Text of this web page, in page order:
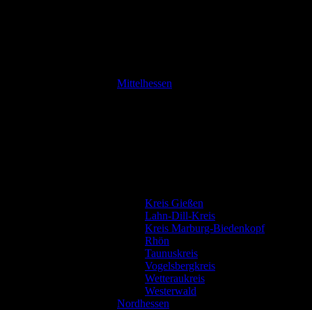
Mittelhessen
Kreis Gießen
Lahn-Dill-Kreis
Kreis Marburg-Biedenkopf
Rhön
Taunuskreis
Vogelsbergkreis
Wetteraukreis
Westerwald
Nordhessen